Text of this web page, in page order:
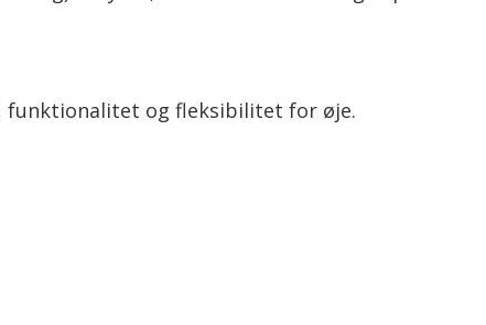
funktionalitet og fleksibilitet for øje.